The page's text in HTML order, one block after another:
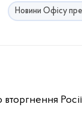
Новини Офісу